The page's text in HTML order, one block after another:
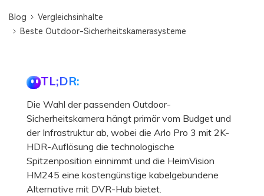
Blog
Vergleichsinhalte
Beste Outdoor-Sicherheitskamerasysteme
TL;DR:
Die Wahl der passenden Outdoor-
Sicherheitskamera hängt primär vom Budget und
der Infrastruktur ab, wobei die Arlo Pro 3 mit 2K-
HDR-Auflösung die technologische
Spitzenposition einnimmt und die HeimVision
HM245 eine kostengünstige kabelgebundene
Alternative mit DVR-Hub bietet.